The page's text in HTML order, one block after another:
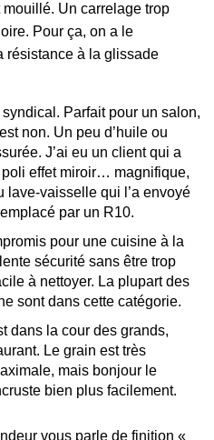
Un carrelage trop
Pour ça, on a le
résistance à la glissade
syndical. Parfait pour un salon,
non. Un peu d’huile ou
J’ai eu un client qui a
effet miroir… magnifique,
lave-vaisselle qui l’a envoyé
par un R10.
pour une cuisine à la
sécurité sans être trop
à nettoyer. La plupart des
sont dans cette catégorie.
dans la cour des grands,
Le grain est très
mais bonjour le
bien plus facilement.
vous parle de finition «